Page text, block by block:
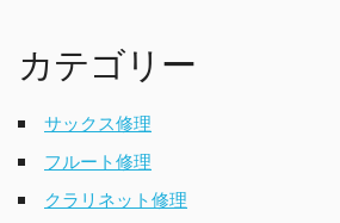
カテゴリー
サックス修理
フルート修理
クラリネット修理